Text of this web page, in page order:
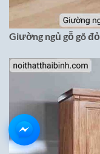
Giường ngủ gỗ gõ đỏ